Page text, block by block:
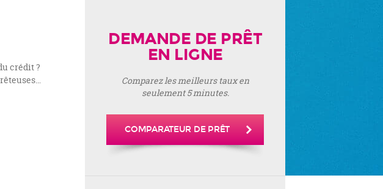
crédit ?
DEMANDE DE PRÊT
EN LIGNE
Comparez les meilleurs taux en
seulement 5 minutes.
COMPARATEUR DE PRÊT